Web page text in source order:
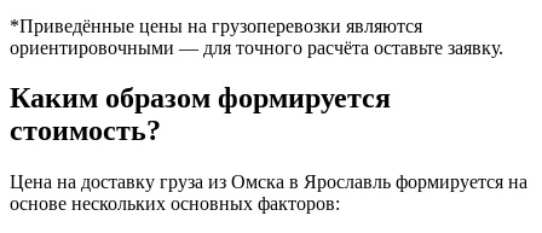
*Приведённые цены на грузоперевозки являются
ориентировочными — для точного расчёта оставьте заявку.
Каким образом формируется
стоимость?
Цена на доставку груза из Омска в Ярославль формируется на
основе нескольких основных факторов: